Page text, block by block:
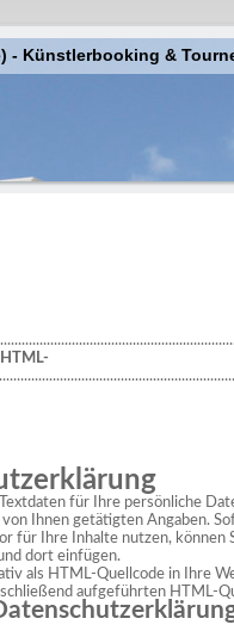
- Künstlerbooking &
Textdaten für Ihre persönliche
Ihnen getätigten Angaben.
für Ihre Inhalte nutzen, können
dort einfügen.
als HTML-Quellcode in Ihre
aufgeführten HTML-